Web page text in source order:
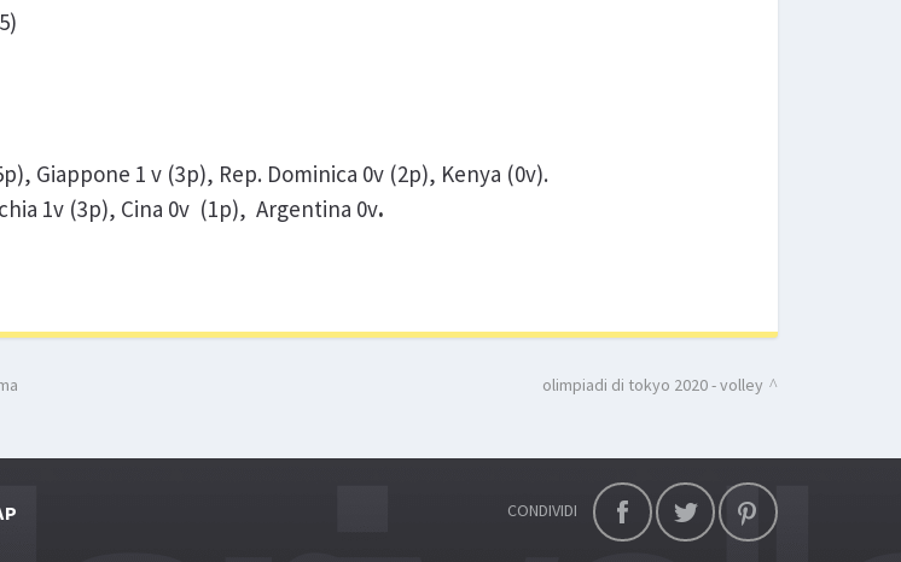
Giappone 1 v (3p), Rep. Dominica 0v (2p), Kenya (0v).
1v (3p), Cina 0v (1p), Argentina 0v.
olimpiadi di tokyo 2020 - volley
CONDIVIDI